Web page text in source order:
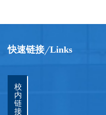
快速链接 Links
校
内
链
接